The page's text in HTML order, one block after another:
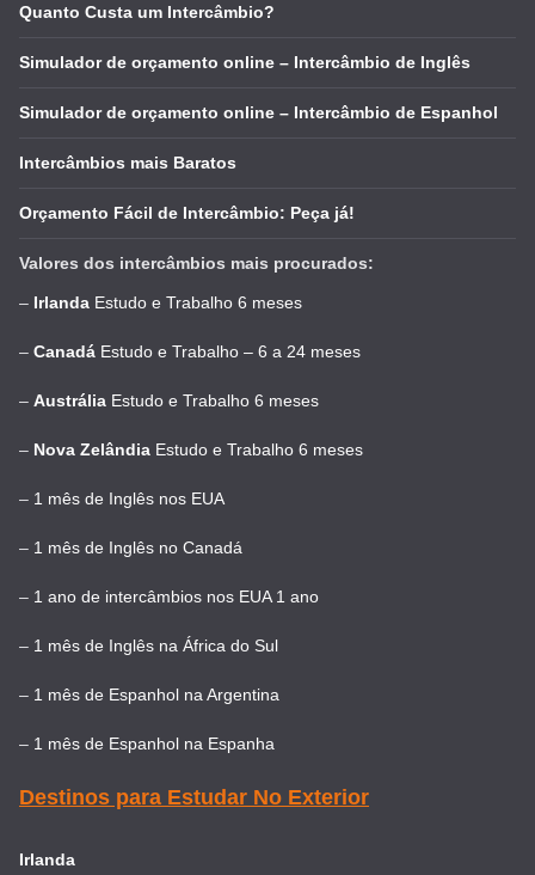
Quanto Custa um Intercâmbio?
Simulador de orçamento online – Intercâmbio de Inglês
Simulador de orçamento online – Intercâmbio de Espanhol
Intercâmbios mais Baratos
Orçamento Fácil de Intercâmbio: Peça já!
Valores dos intercâmbios mais procurados:
– Irlanda Estudo e Trabalho 6 meses
– Canadá Estudo e Trabalho – 6 a 24 meses
– Austrália Estudo e Trabalho 6 meses
– Nova Zelândia Estudo e Trabalho 6 meses
– 1 mês de Inglês nos EUA
– 1 mês de Inglês no Canadá
– 1 ano de intercâmbios nos EUA 1 ano
– 1 mês de Inglês na África do Sul
– 1 mês de Espanhol na Argentina
– 1 mês de Espanhol na Espanha
Destinos para Estudar No Exterior
Irlanda